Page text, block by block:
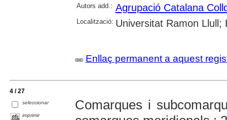
Autors add.: Agrupació Catalana
Localització: Universitat Ramon Llull;
Enllaç permanent a aquest
4 / 27
seleccionar
imprimir
Comarques i